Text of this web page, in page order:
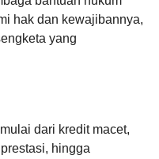
hak dan kewajibannya,
yang
dari kredit macet,
hingga